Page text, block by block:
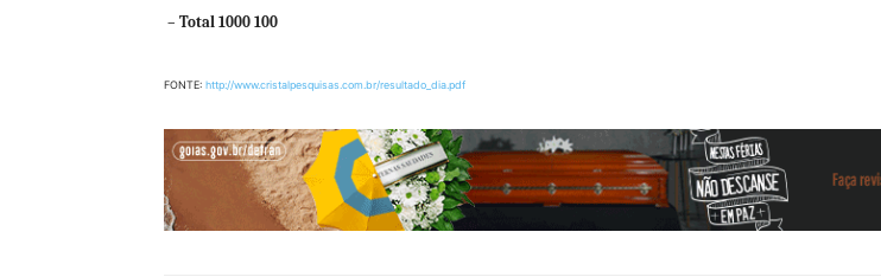
– Total 1000 100
FONTE: http://www.cristalpesquisas.com.br/resultado_dia.pdf